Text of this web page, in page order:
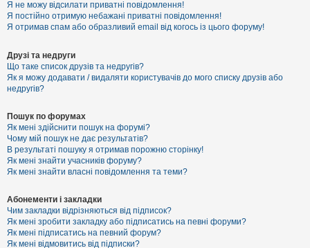
Я не можу відсилати приватні повідомлення!
Я постійно отримую небажані приватні повідомлення!
Я отримав спам або образливий email від когось із цього форуму!
Друзі та недруги
Що таке список друзів та недругів?
Як я можу додавати / видаляти користувачів до мого списку друзів або
недругів?
Пошук по форумах
Як мені здійснити пошук на форумі?
Чому мій пошук не дає результатів?
В результаті пошуку я отримав порожню сторінку!
Як мені знайти учасників форуму?
Як мені знайти власні повідомлення та теми?
Абонементи і закладки
Чим закладки відрізняються від підписок?
Як мені зробити закладку або підписатись на певні форуми?
Як мені підписатись на певний форум?
Як мені відмовитись від підписки?